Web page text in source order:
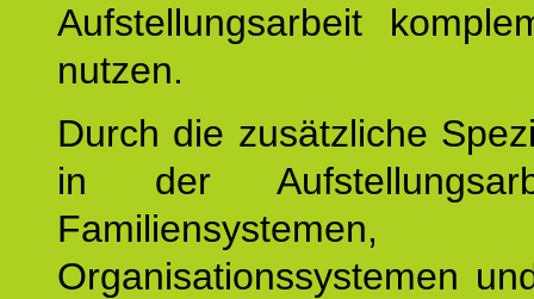
Aufstellungsarbeit
nutzen.
Durch die zusätzliche
in der
Familiensystemen,
Organisationssystemen